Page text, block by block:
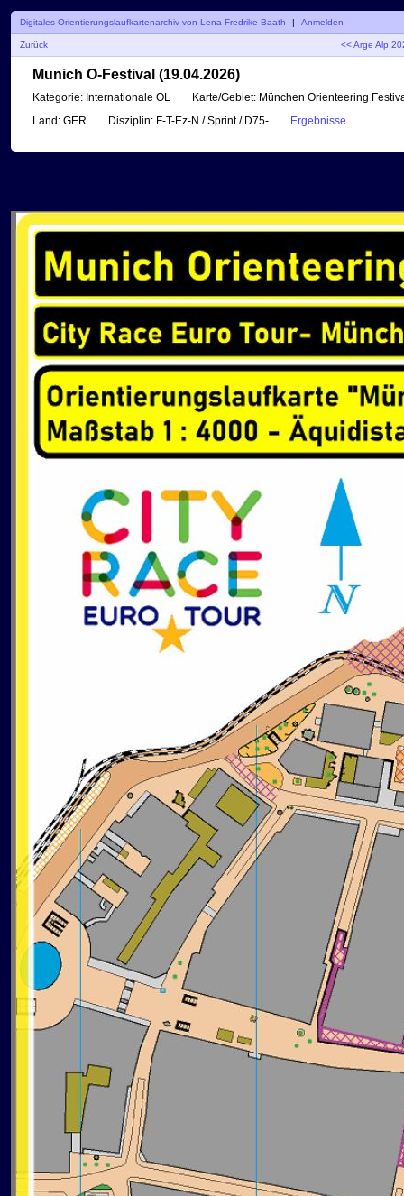
Digitales Orientierungslaufkartenarchiv von Lena Fredrike Baath | Anmelden
Zurück << Arge Alp
Munich O-Festival (19.04.2026)
Kategorie: Internationale OL Karte/Gebiet: München Orienteering
Land: GER Disziplin: F-T-Ez-N / Sprint / D75- Ergebnisse